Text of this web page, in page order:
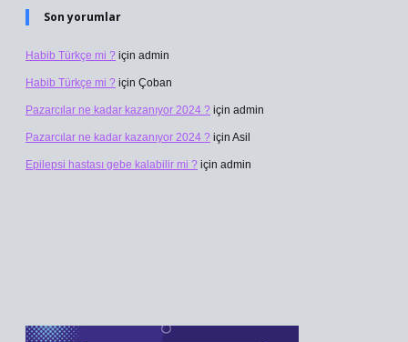
Son yorumlar
Habib Türkçe mi ? için admin
Habib Türkçe mi ? için Çoban
Pazarcılar ne kadar kazanıyor 2024 ? için admin
Pazarcılar ne kadar kazanıyor 2024 ? için Asil
Epilepsi hastası gebe kalabilir mi ? için admin